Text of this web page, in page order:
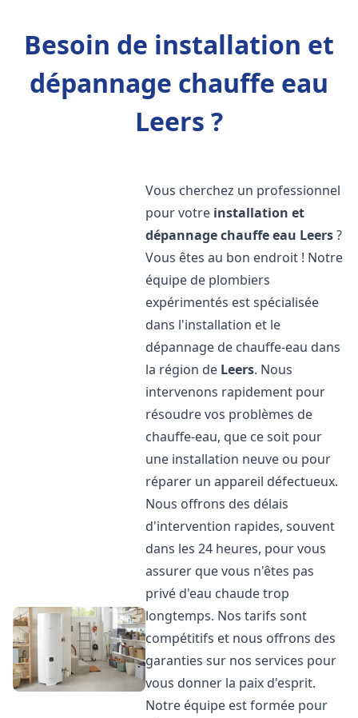
Besoin de installation et
dépannage chauffe eau
Leers ?
Vous cherchez un professionnel
pour votre installation et
dépannage chauffe eau Leers?
Vous êtes au bon endroit ! Notre
équipe de plombiers
expérimentés est spécialisée
dans l'installation et le
dépannage de chauffe-eau dans
la région de Leers. Nous
intervenons rapidement pour
résoudre vos problèmes de
chauffe-eau, que ce soit pour
une installation neuve ou pour
réparer un appareil défectueux.
Nous offrons des délais
d'intervention rapides, souvent
dans les 24 heures, pour vous
assurer que vous n'êtes pas
privé d'eau chaude trop
longtemps. Nos tarifs sont
compétitifs et nous offrons des
garanties sur nos services pour
vous donner la paix d'esprit.
Notre équipe est formée pour